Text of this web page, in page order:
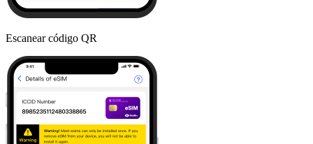
Escanear código QR